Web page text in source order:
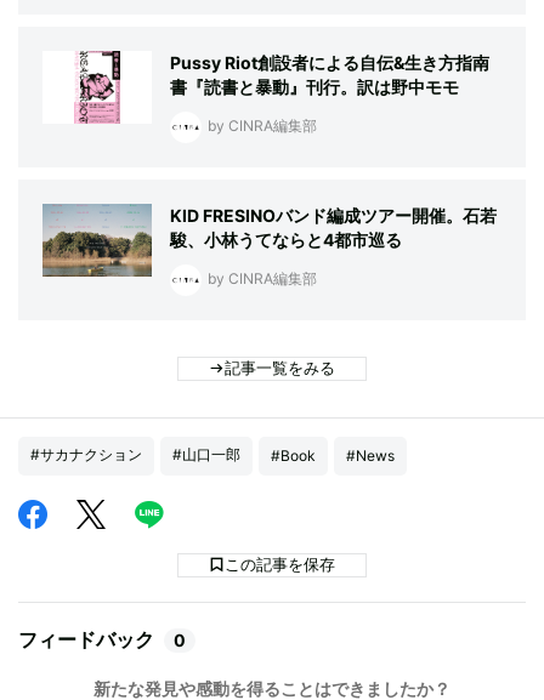
Pussy Riot創設者による自伝&生き方指南
書『読書と暴動』刊行。訳は野中モモ
by CINRA編集部
KID FRESINOバンド編成ツアー開催。石若
駿、小林うてならと4都市巡る
by CINRA編集部
記事一覧をみる
#サカナクション #山口一郎 #Book #News
この記事を保存
フィードバック 0
新たな発見や感動を得ることはできましたか？